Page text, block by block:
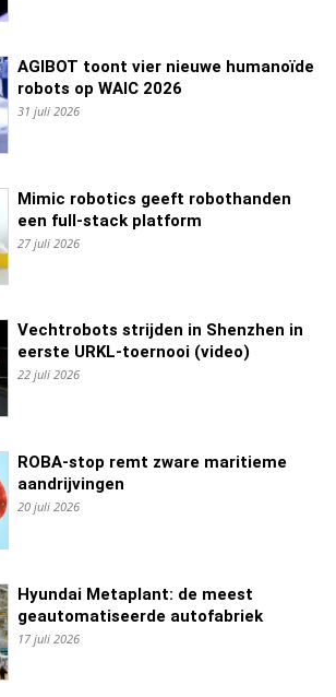
AGIBOT toont vier nieuwe humanoïde
robots op WAIC 2026
31 juli 2026
Mimic robotics geeft robothanden
een full-stack platform
27 juli 2026
Vechtrobots strijden in Shenzhen in
eerste URKL-toernooi (video)
22 juli 2026
ROBA-stop remt zware maritieme
aandrijvingen
20 juli 2026
Hyundai Metaplant: de meest
geautomatiseerde autofabriek
17 juli 2026